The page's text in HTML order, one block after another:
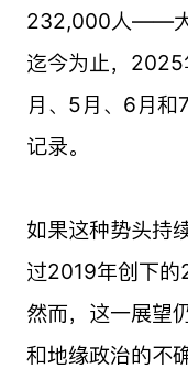
232,000人——大
迄今为止，
月、5月、6月和
记录。
如果这种势头持
过2019年创下的
然而，这一展望
和地缘政治的不